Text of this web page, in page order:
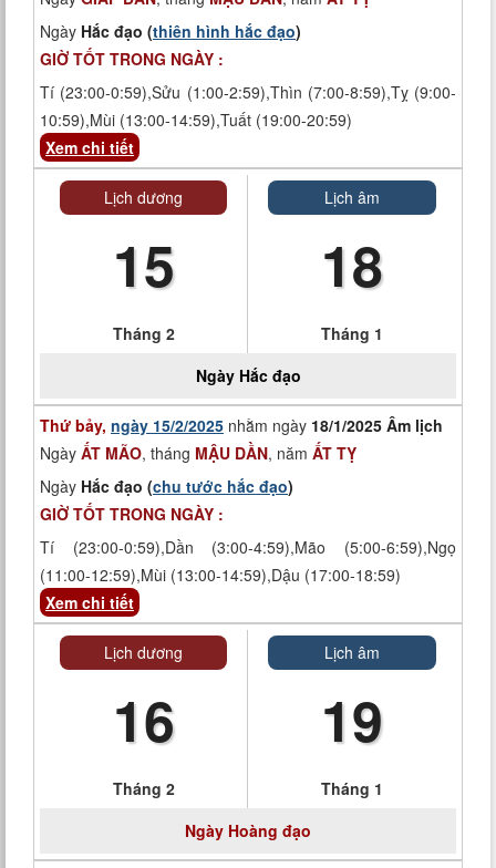
Ngày Hắc đạo (thiên hình hắc đạo)
GIỜ TỐT TRONG NGÀY :
Tí (23:00-0:59),Sửu (1:00-2:59),Thìn (7:00-8:59),Tỵ (9:00-
10:59),Mùi (13:00-14:59),Tuất (19:00-20:59)
Xem chi tiết
Lịch dương
15
Tháng 2
Lịch âm
18
Tháng 1
Ngày Hắc đạo
Thứ bảy, ngày 15/2/2025 nhằm ngày 18/1/2025 Âm lịch
Ngày ẤT MÃO, tháng MẬU DẦN, năm ẤT TỴ
Ngày Hắc đạo (chu tước hắc đạo)
GIỜ TỐT TRONG NGÀY :
Tí (23:00-0:59),Dần (3:00-4:59),Mão (5:00-6:59),Ngọ
(11:00-12:59),Mùi (13:00-14:59),Dậu (17:00-18:59)
Xem chi tiết
Lịch dương
16
Tháng 2
Lịch âm
19
Tháng 1
Ngày Hoàng đạo